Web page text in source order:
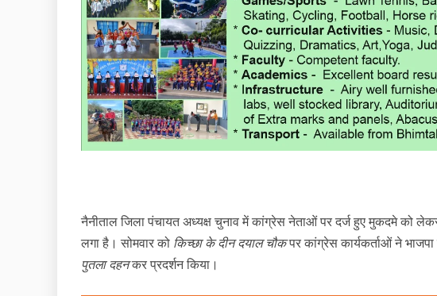
नैनीताल जिला पंचायत अध्यक्ष चुनाव में कांग्रेस नेताओं पर दर्ज हुए मुकदमे को
लगा है। सोमवार को किच्छा के दीन दयाल चौकपर कांग्रेस कार्यकर्ताओं ने
पुतला दहनकर प्रदर्शन किया।